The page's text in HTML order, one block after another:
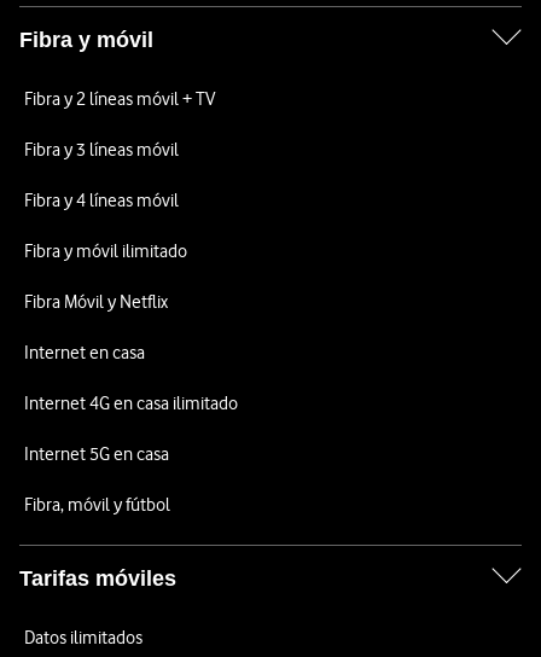
Fibra y móvil
Fibra y 2 líneas móvil + TV
Fibra y 3 líneas móvil
Fibra y 4 líneas móvil
Fibra y móvil ilimitado
Fibra Móvil y Netflix
Internet en casa
Internet 4G en casa ilimitado
Internet 5G en casa
Fibra, móvil y fútbol
Tarifas móviles
Datos ilimitados